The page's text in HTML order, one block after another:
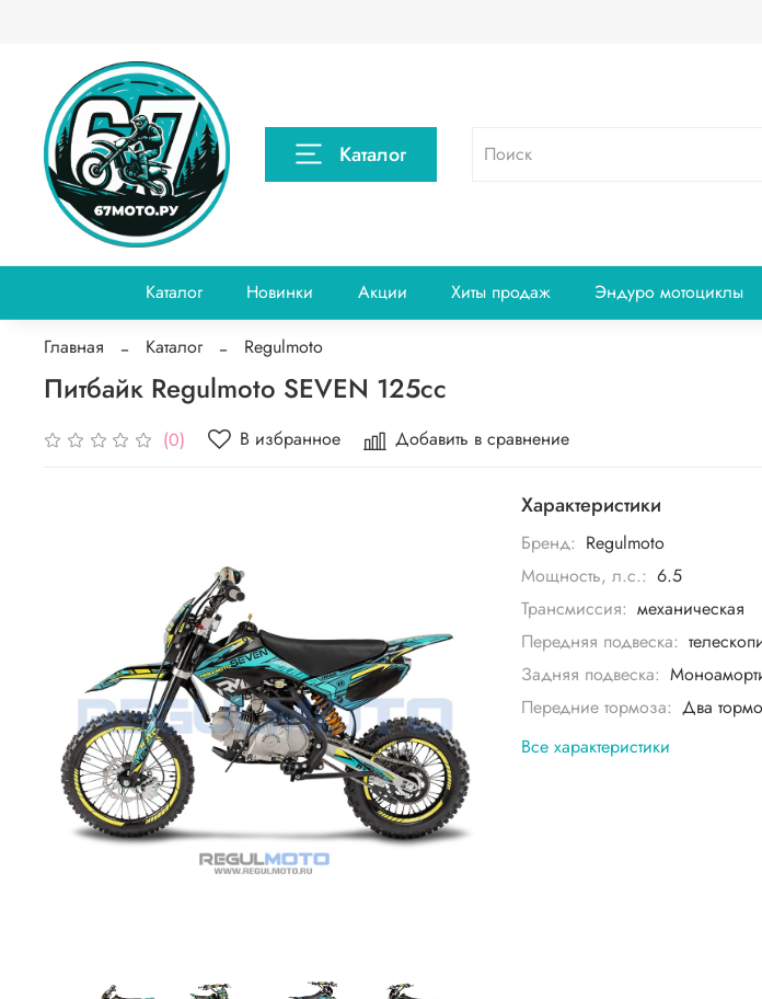
Каталог
Каталог Новинки Акции Хиты продаж Эндуро мотоциклы
Главная Каталог Regulmoto
Питбайк Regulmoto SEVEN 125сс
(0) В избранное Добавить в сравнение
Характеристики
Бренд: Regulmoto
Мощность, л.с.: 6.5
Трансмиссия: механическая
Передняя подвеска:
Задняя подвеска:
Передние тормоза: Два
Все характеристики